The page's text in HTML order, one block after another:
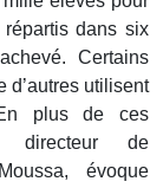
dans six
Certains
d’autres utilisent
plus de ces
directeur de
évoque